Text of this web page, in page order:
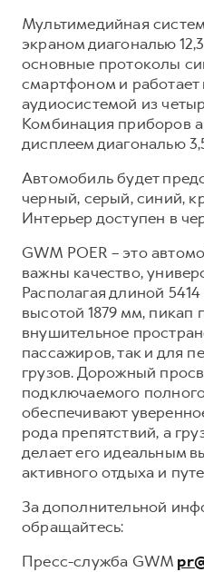
Мультимедийная
экраном диагональю
основные протоколы
смартфоном и работает
аудиосистемой из
Комбинация приборов
дисплеем диагональю
Автомобиль будет
черный, серый, синий,
Интерьер доступен в
GWM POER – это
важны качество,
Располагая длиной
высотой 1879 мм, пикап
внушительное
пассажиров, так и для
грузов. Дорожный
подключаемого
обеспечивают
рода препятствий, а
делает его идеальным
активного отдыха и
За дополнительной
обращайтесь:
Пресс-служба GWM